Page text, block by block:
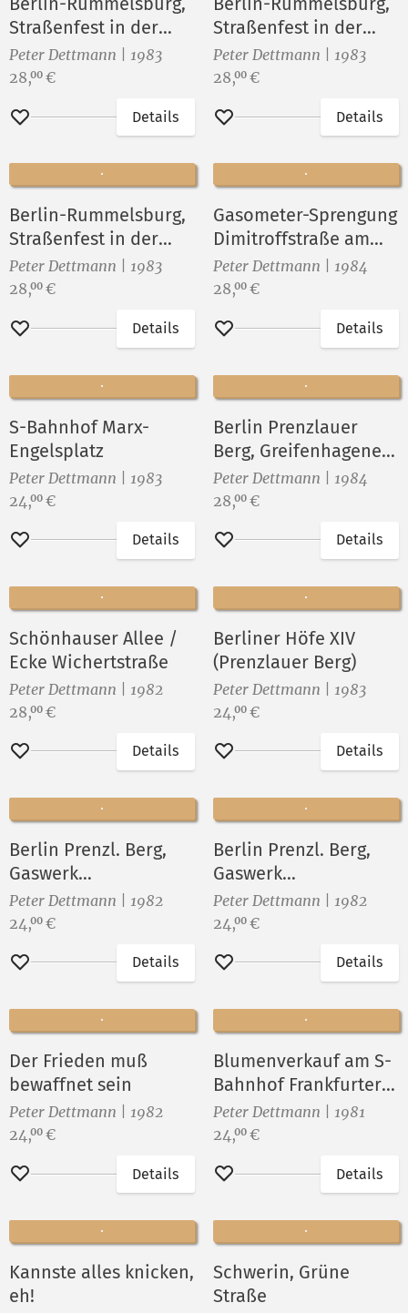
Straßenfest in der
Sophienstraße II
Peter Dettmann | 1983
Preis:
28,00 €
Merken
Details
Straßenfest in der
Sophienstraße III
Peter Dettmann | 1983
Preis:
28,00 €
Merken
Details
Berlin-Rummelsburg,
Straßenfest in der
Sophienstraße IV
Peter Dettmann | 1983
Preis:
28,00 €
Merken
Details
Gasometer-Sprengung
Dimitroffstraße am
28.Juli 1984 (13)
Peter Dettmann | 1984
Preis:
28,00 €
Merken
Details
S-Bahnhof Marx-
Engelsplatz
Peter Dettmann | 1983
Preis:
24,00 €
Merken
Details
Berlin Prenzlauer
Berg, Greifenhagener
Straße
Peter Dettmann | 1984
Preis:
28,00 €
Merken
Details
Schönhauser Allee /
Ecke Wichertstraße
Peter Dettmann | 1982
Preis:
28,00 €
Merken
Details
Berliner Höfe XIV
(Prenzlauer Berg)
Peter Dettmann | 1983
Preis:
24,00 €
Merken
Details
Berlin Prenzl. Berg,
Gaswerk
Dimitroffstraße vor
dem Abriß (14)
Peter Dettmann | 1982
Preis:
24,00 €
Merken
Details
Berlin Prenzl. Berg,
Gaswerk
Dimitroffstraße vor
dem Abriß (11)
Peter Dettmann | 1982
Preis:
24,00 €
Merken
Details
Der Frieden muß
bewaffnet sein
Peter Dettmann | 1982
Preis:
24,00 €
Merken
Details
Blumenverkauf am S-
Bahnhof Frankfurter
Allee
Peter Dettmann | 1981
Preis:
24,00 €
Merken
Details
Kannste alles knicken,
eh!
Schwerin, Grüne
Straße